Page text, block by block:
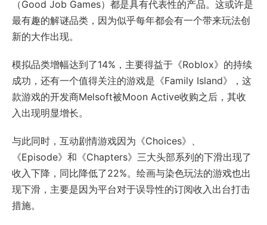
（Good Job Games）都是具有代表性的产品。这或许是
最有趣的解谜品类，因为似乎每年都会有一个带来玩法创
新的大作出现。
模拟品类增幅达到了14%，主要得益于《Roblox》的持续
成功，还有一个值得关注的游戏是《Family Island》，这
款游戏的开发商Melsoft被Moon Active收购之后，其收
入出现明显增长。
与此同时，互动剧情游戏因为《Choices》、
《Episode》和《Chapters》三大头部系列的下滑出现了
收入下降，同比降低了22%。绘画与染色玩法的游戏也出
现下滑，主要是因为平台对于误导性的订阅收入出台打击
措施。